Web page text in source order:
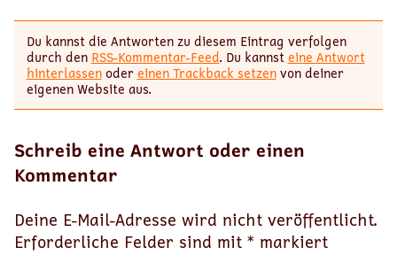
Du kannst die Antworten zu diesem Eintrag verfolgen
durch den RSS-Kommentar-Feed. Du kannsteine Antwort
hinterlassenodereinen Trackback setzenvon deiner
eigenen Website aus.
Schreib eine Antwort oder einen
Kommentar
Deine E-Mail-Adresse wird nicht veröffentlicht.
Erforderliche Felder sind mit * markiert